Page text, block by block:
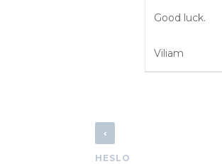
Good luck.
Viliam
‹
HESLO